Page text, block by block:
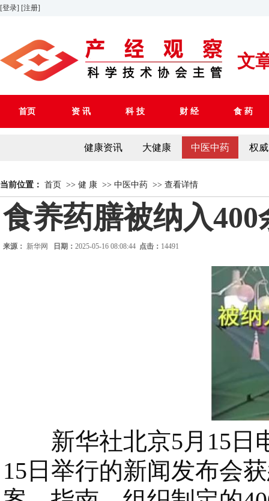
[登录] [注册]
文
首页 资 讯 科 技 财 经 食 药
健康资讯 大健康 中医中药 权
当前位置： 首页 >> 健 康 >> 中医中药 >> 查看详情
食养药膳被纳入
来源： 新华网 日期： 2025-05-16 08:08:44 点击： 14491
新华社北京5月15日
15日举行的新闻发布会